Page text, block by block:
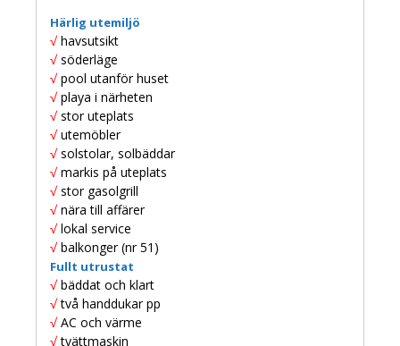
Härlig utemiljö
√ havsutsikt
√ söderläge
√ pool utanför huset
√ playa i närheten
√ stor uteplats
√ utemöbler
√ solstolar, solbäddar
√ markis på uteplats
√ stor gasolgrill
√ nära till affärer
√ lokal service
√ balkonger (nr 51)
Fullt utrustat
√ bäddat och klart
√två handdukar pp
√ AC och värme
√tvättmaskin